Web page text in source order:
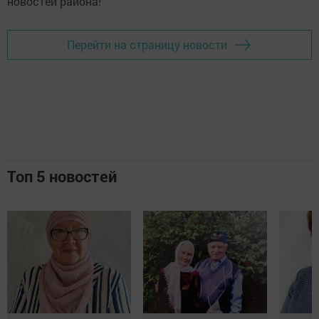
Перейти на страницу новости
Топ 5 новостей